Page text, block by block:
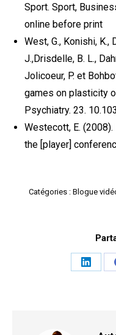
Sport. Sport,
online before print
West, G., Konishi, K.,
J.,Drisdelle, B. L.,
Jolicoeur, P. et
games on plasticity
Psychiatry. 23.
Westecott, E.
the [player]
Catégories : Blogue